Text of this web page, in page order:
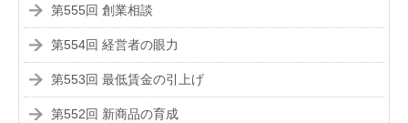
第555回 創業相談
第554回 経営者の眼力
第553回 最低賃金の引上げ
第552回 新商品の育成